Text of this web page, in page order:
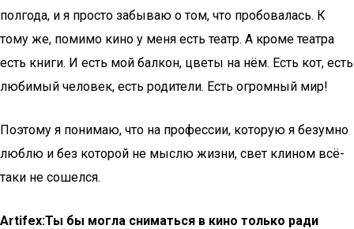
полгода, и я просто забываю о том, что пробовалась. К
тому же, помимо кино у меня есть театр. А кроме театра
есть книги. И есть мой балкон, цветы на нём. Есть кот, есть
любимый человек, есть родители. Есть огромный мир!
Поэтому я понимаю, что на профессии, которую я безумно
люблю и без которой не мыслю жизни, свет клином всё-
таки не сошелся.
Artifex:Ты бы могла сниматься в кино только ради